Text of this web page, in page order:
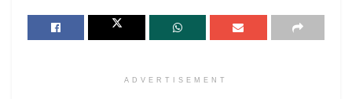
ADVERTISEMENT